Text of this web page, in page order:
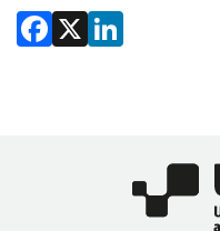
Facebook
X
Image